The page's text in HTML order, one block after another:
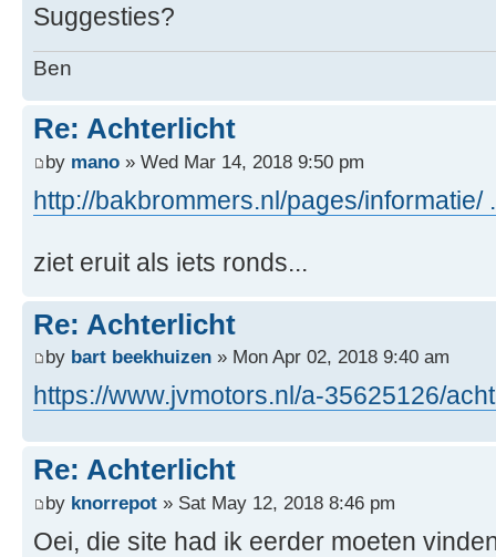
Suggesties?
Ben
Re: Achterlicht
by mano » Wed Mar 14, 2018 9:50 pm
http://bakbrommers.nl/pages/informatie/
ziet eruit als iets ronds...
Re: Achterlicht
by bart beekhuizen » Mon Apr 02, 2018 9:40 am
https://www.jvmotors.nl/a-35625126/
Re: Achterlicht
by knorrepot » Sat May 12, 2018 8:46 pm
Oei, die site had ik eerder moeten